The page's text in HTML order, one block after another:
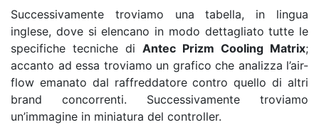
Successivamente troviamo una tabella, in lingua
inglese, dove si elencano in modo dettagliato tutte le
specifiche tecniche di Antec Prizm Cooling Matrix;
accanto ad essa troviamo un grafico che analizza l’air-
flow emanato dal raffreddatore contro quello di altri
brand concorrenti. Successivamente troviamo
un’immagine in miniatura del controller.